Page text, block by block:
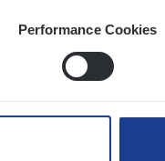
Performance Cookies